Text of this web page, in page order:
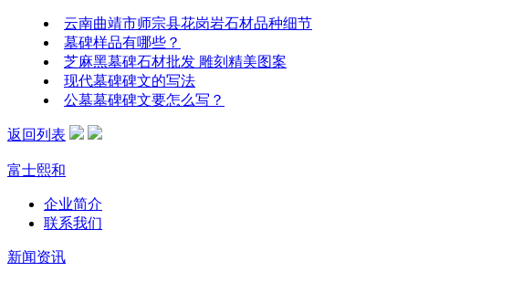
云南曲靖市师宗县花岗岩石材品种细节
墓碑样品有哪些？
芝麻黑墓碑石材批发 雕刻精美图案
现代墓碑碑文的写法
公墓墓碑碑文要怎么写？
返回列表
富士熙和
企业简介
联系我们
新闻资讯